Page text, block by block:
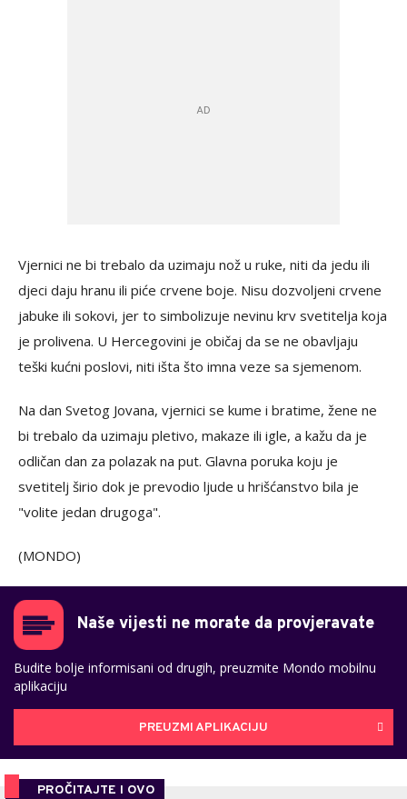
Vjernici ne bi trebalo da uzimaju nož u ruke, niti da jedu ili
djeci daju hranu ili piće crvene boje. Nisu dozvoljeni crvene
jabuke ili sokovi, jer to simbolizuje nevinu krv svetitelja koja
je prolivena. U Hercegovini je običaj da se ne obavljaju
teški kućni poslovi, niti išta što imna veze sa sjemenom.
Na dan Svetog Jovana, vjernici se kume i bratime, žene ne
bi trebalo da uzimaju pletivo, makaze ili igle, a kažu da je
odličan dan za polazak na put. Glavna poruka koju je
svetitelj širio dok je prevodio ljude u hrišćanstvo bila je
"volite jedan drugoga".
(MONDO)
Naše vijesti ne morate da provjeravate
Budite bolje informisani od drugih, preuzmite Mondo mobilnu
aplikaciju
PREUZMI APLIKACIJU
PROČITAJTE I OVO